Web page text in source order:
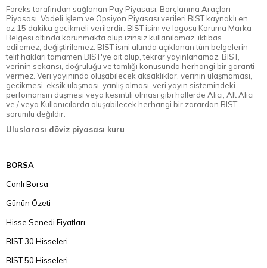
Foreks tarafından sağlanan Pay Piyasası, Borçlanma Araçları
Piyasası, Vadeli İşlem ve Opsiyon Piyasası verileri BIST kaynaklı en
az 15 dakika gecikmeli verilerdir. BIST isim ve logosu Koruma Marka
Belgesi altında korunmakta olup izinsiz kullanılamaz, iktibas
edilemez, değiştirilemez. BIST ismi altında açıklanan tüm belgelerin
telif hakları tamamen BIST'ye ait olup, tekrar yayınlanamaz. BIST,
verinin sekansı, doğruluğu ve tamlığı konusunda herhangi bir garanti
vermez. Veri yayınında oluşabilecek aksaklıklar, verinin ulaşmaması,
gecikmesi, eksik ulaşması, yanlış olması, veri yayın sistemindeki
perfomansın düşmesi veya kesintili olması gibi hallerde Alıcı, Alt Alıcı
ve / veya Kullanıcılarda oluşabilecek herhangi bir zarardan BIST
sorumlu değildir.
Uluslarası döviz piyasası kuru
BORSA
Canlı Borsa
Günün Özeti
Hisse Senedi Fiyatları
BIST 30 Hisseleri
BIST 50 Hisseleri